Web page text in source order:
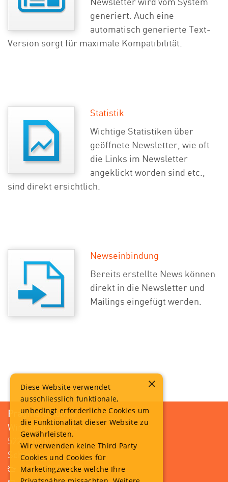
generiert. Auch eine
automatisch generierte Text-
Version sorgt für maximale Kompatibilität.
Statistik
Wichtige Statistiken über
geöffnete Newsletter, wie oft
die Links im Newsletter
angeklickt worden sind etc.,
sind direkt ersichtlich.
Newseinbindung
Bereits erstellte News können
direkt in die Newsletter und
Mailings eingefügt werden.
Pragma Solution
Winkelstrasse 14
5223 Riniken
Schweiz
+41 56 249 42 82
×
Diese Website verwendet
ausschliesslich funktionale,
unbedingt erforderliche Cookies um
die Funktionalität dieser Website zu
Gewährleisten.
Wir verwenden keine Third Party
Cookies und Cookies für
Marketingzwecke welche Ihre